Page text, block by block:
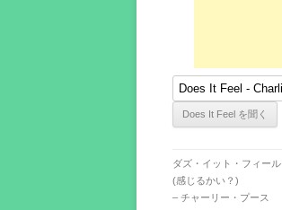
ダズ・イット・フィール
(感じるかい？)
– チャーリー・プース